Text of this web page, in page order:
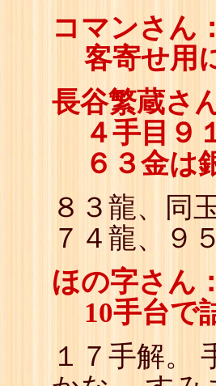
コマンさん：
客寄せ用
長谷繁蔵さ
４手目９
６３金は
８３龍、同
７４龍、９
ほの字さん：
10手台で
１７手解。